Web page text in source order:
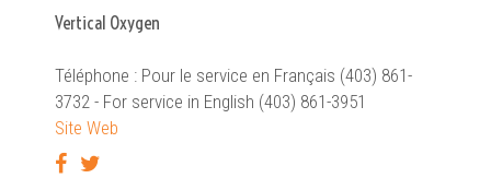
Vertical Oxygen
Téléphone : Pour le service en Français (403) 861-
3732 - For service in English (403) 861-3951
Site Web